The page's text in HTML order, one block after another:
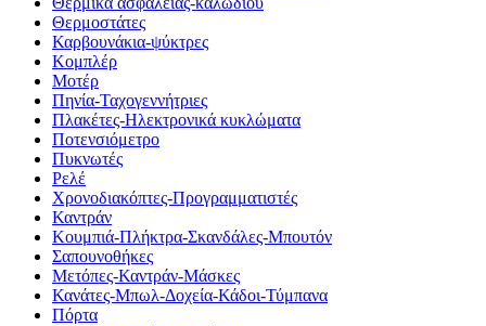
Θερμοστάτες
Καρβουνάκια-ψύκτρες
Κομπλέρ
Μοτέρ
Πηνία-Ταχογεννήτριες
Πλακέτες-Ηλεκτρονικά κυκλώματα
Ποτενσιόμετρο
Πυκνωτές
Ρελέ
Χρονοδιακόπτες-Προγραμματιστές
Καντράν
Κουμπιά-Πλήκτρα-Σκανδάλες-Μπουτόν
Σαπουνοθήκες
Μετόπες-Καντράν-Μάσκες
Κανάτες-Μπωλ-Δοχεία-Κάδοι-Τύμπανα
Πόρτα